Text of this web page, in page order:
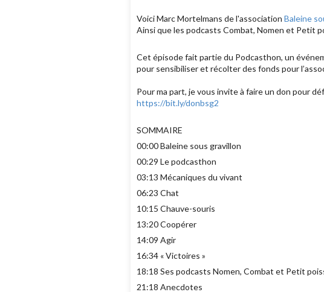
Voici Marc Mortelmans de l'association Baleine
Ainsi que les podcasts Combat, Nomen et Petit
Cet épisode fait partie du Podcasthon, un
pour sensibiliser et récolter des fonds pour
Pour ma part, je vous invite à faire un don pour
https://bit.ly/donbsg2
SOMMAIRE
00:00 Baleine sous gravillon
00:29 Le podcasthon
03:13 Mécaniques du vivant
06:23 Chat
10:15 Chauve-souris
13:20 Coopérer
14:09 Agir
16:34 « Victoires »
18:18 Ses podcasts Nomen, Combat et Petit
21:18 Anecdotes